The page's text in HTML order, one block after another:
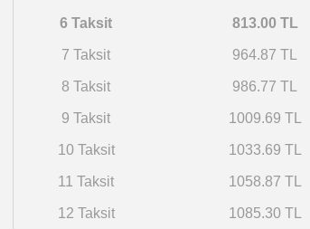
6 Taksit 813.00 TL
7 Taksit 964.87 TL
8 Taksit 986.77 TL
9 Taksit 1009.69 TL
10 Taksit 1033.69 TL
11 Taksit 1058.87 TL
12 Taksit 1085.30 TL